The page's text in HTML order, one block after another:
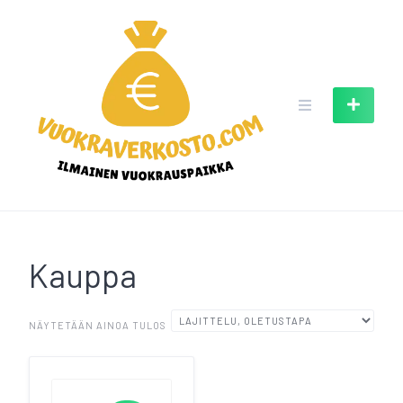
Kauppa
NÄYTETÄÄN AINOA TULOS